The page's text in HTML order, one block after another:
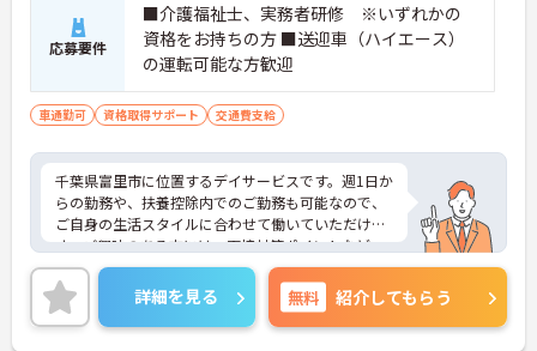
応募要件
■介護福祉士、実務者研修 ※いずれかの
資格をお持ちの方 ■送迎車（ハイエース）
の運転可能な方歓迎
車通勤可 資格取得サポート 交通費支給
千葉県富里市に位置するデイサービスです。週1日か
らの勤務や、扶養控除内でのご勤務も可能なので、
ご自身の生活スタイルに合わせて働いていただけま
す。ご興味のある方には、面接対策ポイントなど、
さらに詳細をお話しいたしますのでお気軽にご相談
ください！
詳細を見る 無料 紹介してもらう